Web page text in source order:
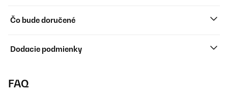
Čo bude doručené
Dodacie podmienky
FAQ